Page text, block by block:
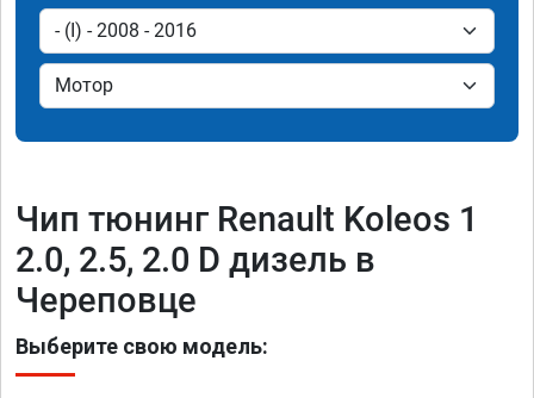
Чип тюнинг Renault Koleos 1
2.0, 2.5, 2.0 D дизель в
Череповце
Выберите свою модель: